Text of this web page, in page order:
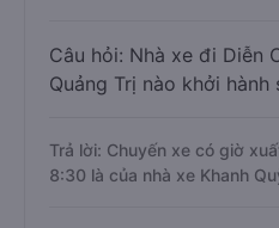
Câu hỏi: Nhà xe đi Diễn
Quảng Trị nào khởi hành
Trả lời: Chuyến xe có giờ
8:30 là của nhà xe Khanh